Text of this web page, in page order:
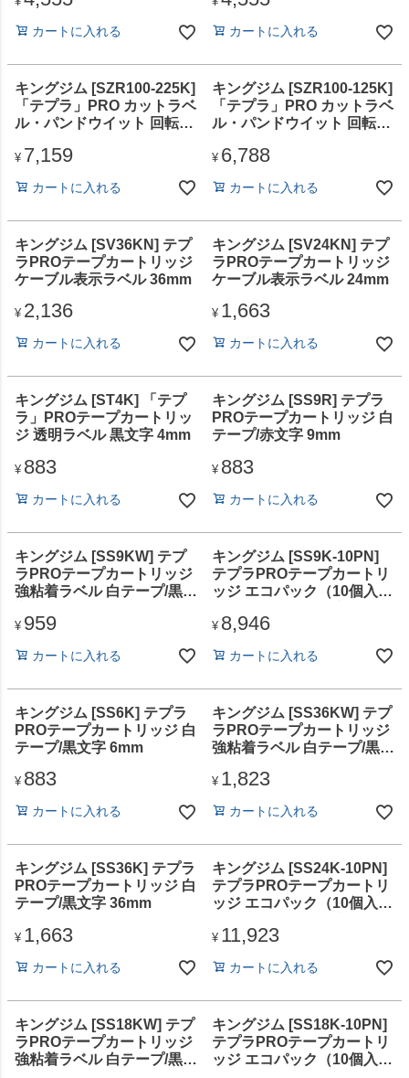
カートに入れる カートに入れる
キングジム [SZR100-225K]
「テプラ」PRO カットラベ
ル・パンドウイット 回転ラ
¥ 7,159
カートに入れる
キングジム [SZR100-125K]
「テプラ」PRO カットラベ
ル・パンドウイット 回転ラ
¥ 6,788
カートに入れる
キングジム [SV36KN] テプ
ラPROテープカートリッジ
ケーブル表示ラベル 36mm
¥ 2,136
カートに入れる
キングジム [SV24KN] テプ
ラPROテープカートリッジ
ケーブル表示ラベル 24mm
¥ 1,663
カートに入れる
キングジム [ST4K] 「テプ
ラ」PROテープカートリッ
ジ 透明ラベル 黒文字 4mm
¥ 883
カートに入れる
キングジム [SS9R] テプラ
PROテープカートリッジ 白
テープ/赤文字 9mm
¥ 883
カートに入れる
キングジム [SS9KW] テプ
ラPROテープカートリッジ
強粘着ラベル 白テープ/黒文
¥ 959
カートに入れる
キングジム [SS9K-10PN]
テプラPROテープカートリ
ッジ エコパック（10個入
¥ 8,946
カートに入れる
キングジム [SS6K] テプラ
PROテープカートリッジ 白
テープ/黒文字 6mm
¥ 883
カートに入れる
キングジム [SS36KW] テプ
ラPROテープカートリッジ
強粘着ラベル 白テープ/黒文
¥ 1,823
カートに入れる
キングジム [SS36K] テプラ
PROテープカートリッジ 白
テープ/黒文字 36mm
¥ 1,663
カートに入れる
キングジム [SS24K-10PN]
テプラPROテープカートリ
ッジ エコパック（10個入
¥ 11,923
カートに入れる
キングジム [SS18KW] テプ
ラPROテープカートリッジ
強粘着ラベル 白テープ/黒文
キングジム [SS18K-10PN]
テプラPROテープカートリ
ッジ エコパック（10個入